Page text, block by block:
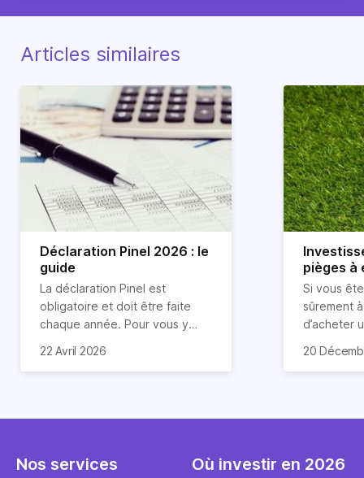
Articles similaires
Déclaration Pinel 2026 : le
guide
La déclaration Pinel est
obligatoire et doit être faite
chaque année. Pour vous y
toutes les spécificités de cette
22 Avril 2026
pièges à
Si vous
sûrement
d’acheter
Nous
près le
ses
20
Nos services
Où investir en 2026